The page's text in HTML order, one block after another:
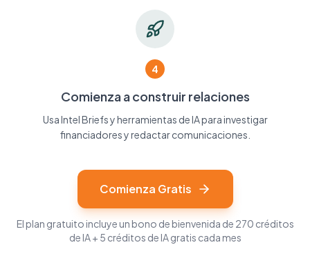
4
Comienza a construir relaciones
Usa Intel Briefs y herramientas de IA para investigar
financiadores y redactar comunicaciones.
Comienza Gratis
El plan gratuito incluye un bono de bienvenida de 270 créditos
de IA + 5 créditos de IA gratis cada mes